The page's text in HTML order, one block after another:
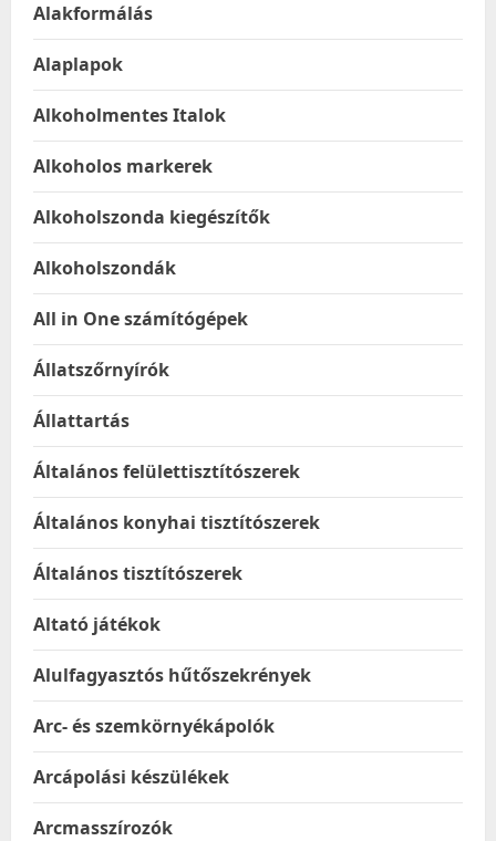
Alakformálás
Alaplapok
Alkoholmentes Italok
Alkoholos markerek
Alkoholszonda kiegészítők
Alkoholszondák
All in One számítógépek
Állatszőrnyírók
Állattartás
Általános felülettisztítószerek
Általános konyhai tisztítószerek
Általános tisztítószerek
Altató játékok
Alulfagyasztós hűtőszekrények
Arc- és szemkörnyékápolók
Arcápolási készülékek
Arcmasszírozók